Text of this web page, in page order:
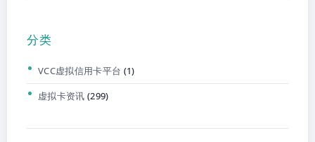
分类
VCC虚拟信用卡平台 (1)
虚拟卡资讯 (299)